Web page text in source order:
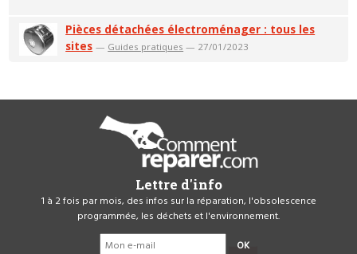
Pièces détachées électroménager : tous les
sites — Guides pratiques — 27/01/2023
Lettre d'info
1 à 2 fois par mois, des infos sur la réparation, l'obsolescence
programmée, les déchets et l'environnement.
OK